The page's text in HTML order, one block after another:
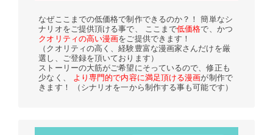
なぜここまでの低価格で制作できるのか？！ 簡単なシ
ナリオをご提供頂ける事で、 ここまで低価格で、かつ
クオリティの高い漫画をご提供できます！
（クオリティの高く、経験豊富な漫画家さんだけを厳
選し、ご登録を頂いております）
ストーリーの大筋がご希望にそっているので、修正も
少なく、
より専門的で内容に満足頂ける漫画が制作で
きます！ （シナリオを一から制作する事も可能です）